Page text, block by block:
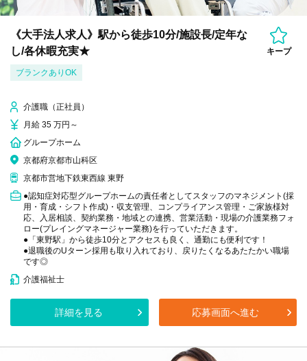
《大手法人求人》駅から徒歩10分/施設長/定年な
し/各休暇充実★
キープ
ブランクありOK
介護職（正社員）
月給 35 万円～
グループホーム
京都府京都市山科区
京都市営地下鉄東西線 東野
●認知症対応型グループホームの責任者としてスタッフのマネジメント(採
用・育成・シフト作成)・収支管理、コンプライアンス管理・ご家族様対
応、入居相談、契約業務・地域との連携、営業活動・現場の介護業務フォ
ロー(プレイングマネージャー業務)を行っていただきます。
●「東野駅」から徒歩10分とアクセスも良く、通勤にも便利です！
●退職後のUターン採用も取り入れており、戻りたくなるあたたかい職場
です◎
介護福祉士
詳細を見る 応募画面へ進む